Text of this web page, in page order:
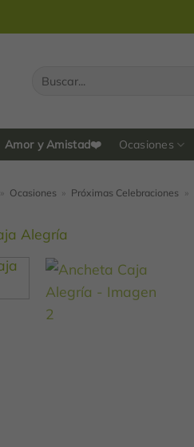
Amor y Amistad❤️ Ocasiones
» Ocasiones » Próximas Celebraciones »